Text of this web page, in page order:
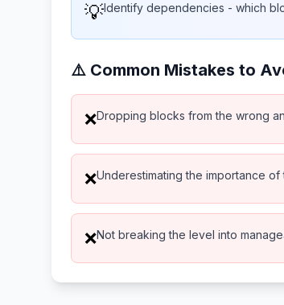
💡Identify dependencies - which
⚠️ Common Mistakes to
❌Dropping blocks from the wrong
❌Underestimating the importance
❌Not breaking the level into